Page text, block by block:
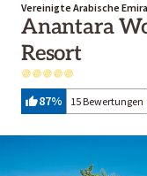
Vereinigte Arabische
Anantara
Resort
87% 15 Bewertungen